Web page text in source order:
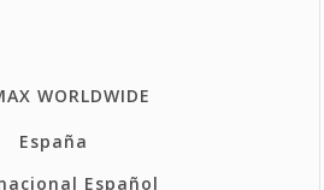
WORLDWIDE
España
Español